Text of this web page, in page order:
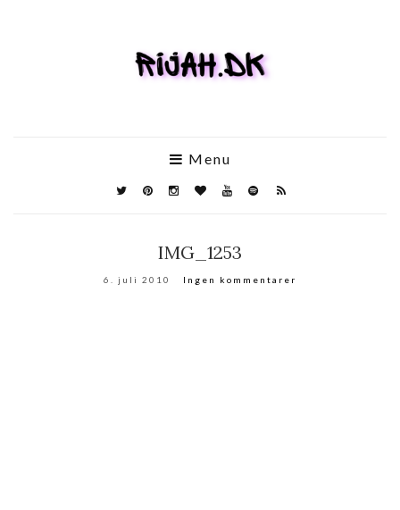
Menu
IMG_1253
6. juli 2010 Ingen kommentarer